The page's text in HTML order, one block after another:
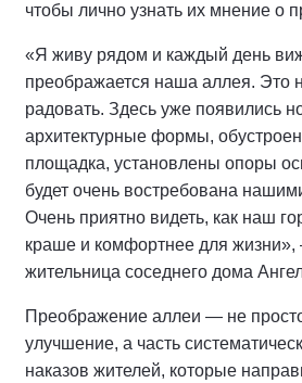
чтобы лично узнать их мнение о
«Я живу рядом и каждый день
преображается наша аллея. Это
радовать. Здесь уже появились
архитектурные формы,
площадка, установлены опоры
будет очень востребована
Очень приятно видеть, как наш
краше и комфортнее для
жительница соседнего дома
Преображение аллеи — не
улучшение, а часть
наказов жителей, которые